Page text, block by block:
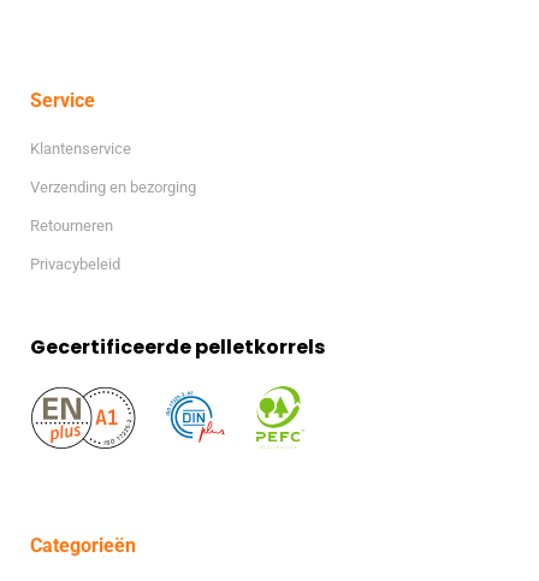
Service
Klantenservice
Verzending en bezorging
Retourneren
Privacybeleid
Gecertificeerde pelletkorrels
Categorieën